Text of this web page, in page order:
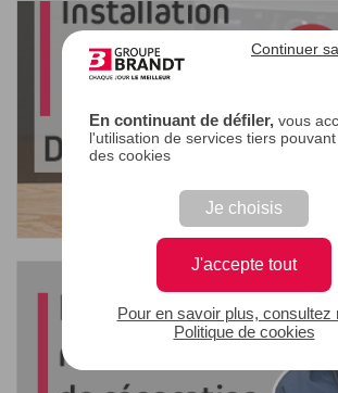
En continuant de défiler,vous
l'utilisation de services tiers
des cookies
Je choisis
J'accepte tout
Continuer
Pour en savoir plus, consultez
Politique de cookies